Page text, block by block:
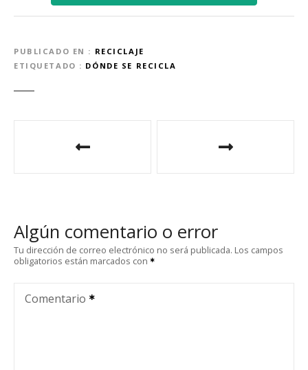
PUBLICADO EN
RECICLAJE
ETIQUETADO
DÓNDE SE RECICLA
g
a
Algún comentario o error
Tu dirección de correo electrónico no será publicada. Los campos
obligatorios están marcados con
Comentario